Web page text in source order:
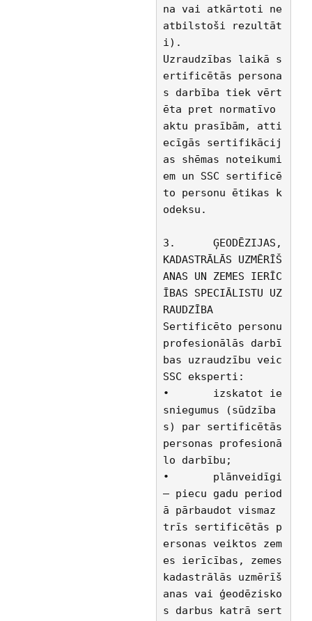
na vai atkārtoti ne
atbilstoši rezultāt
i).
Uzraudzības laikā s
ertificētās persona
s darbība tiek vērt
ēta pret normatīvo
aktu prasībām, atti
ecīgās sertifikācij
as shēmas noteikumi
em un SSC sertificē
to personu ētikas k
odeksu.
3.	ĢEODĒZIJAS,
KADASTRĀLĀS UZMĒRĪŠ
ANAS UN ZEMES IERĪC
ĪBAS SPECIĀLISTU UZ
RAUDZĪBA
Sertificēto personu
profesionālās darbī
bas uzraudzību veic
SSC eksperti:
•	izskatot ie
sniegumus (sūdzība
s) par sertificētās
personas profesionā
lo darbību;
•	plānveidīgi
– piecu gadu period
ā pārbaudot vismaz
trīs sertificētās p
ersonas veiktos zem
es ierīcības, zemes
kadastrālās uzmērīš
anas vai ģeodēzisko
s darbus katrā sert